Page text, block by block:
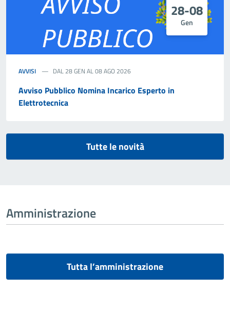
28-08
Gen
AVVISI DAL 28 GEN AL 08 AGO 2026
Avviso Pubblico Nomina Incarico Esperto in
Elettrotecnica
Tutte le novità
Amministrazione
Tutta l’amministrazione